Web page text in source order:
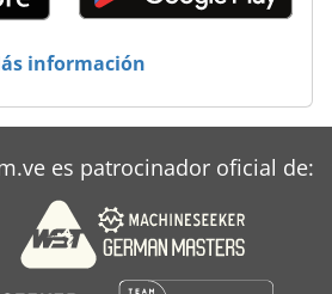
información
es patrocinador oficial de: